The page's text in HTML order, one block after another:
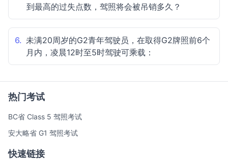
到最高的过失点数，驾照将会被吊销多久？
6. 未满20周岁的G2青年驾驶员，在取得G2牌照前6个
月内，凌晨12时至5时驾驶可乘载：
热门考试
BC省 Class 5 驾照考试
安大略省 G1 驾照考试
快速链接